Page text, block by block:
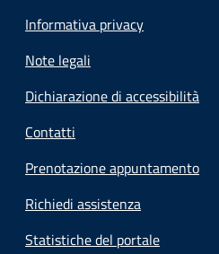
Informativa privacy
Note legali
Dichiarazione di accessibilità
Contatti
Prenotazione appuntamento
Richiedi assistenza
Statistiche del portale